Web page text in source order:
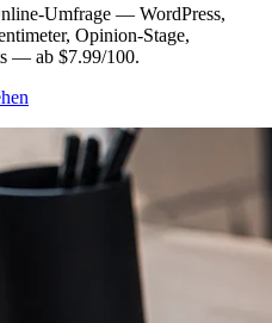
Umfrage — WordPress,
Opinion-Stage,
— ab $7.99/100.